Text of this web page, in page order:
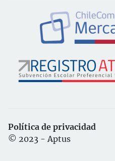
Política de privacidad
© 2023 - Aptus